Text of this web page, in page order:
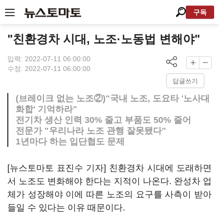
구독
"친환경차 시대, 노조·노동법 변해야"
입력: 2022-07-11 06:00:00
수정: 2022-07-11 06:00:00
답글쓰기
(브레이크 없는 노조②)"국내 노조, 도요타 '노사대
화합' 기억하라"
전기차 생산 인력 30% 줄고 부품도 50% 줄어
전문가 "우리나라 노조 관행 잘못됐다"
1년마다 하는 입단협도 문제
[뉴스토마토 표진수 기자] 친환경차 시대에 도래하면
서 노조도 변화해야 한다는 지적이 나온다. 완성차 업
체가 성장해야 이에 따른 노조의 요구를 사측이 받아
들일 수 있다는 이유 때문이다.